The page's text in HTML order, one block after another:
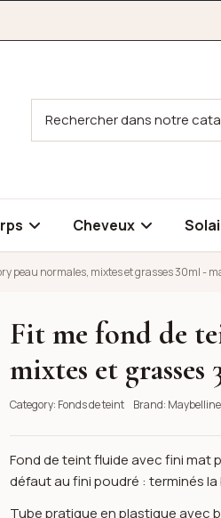
Cheveux
peau normales, mixtes et grasses 30ml -
peau normales, mixtes et
Fit me fond de
mixtes et
Category: Fonds de teint Brand: Maybelline
Fond de teint fluide avec fini mat
défaut au fini poudré : terminés
Tube pratique en plastique avec